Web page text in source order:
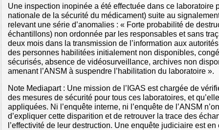
Une inspection inopinée a été effectuée dans ce laboratoire
nationale de la sécurité du médicament) suite au
relevant une série d’anomalies : « Forte probabilité de
échantillons) non ordonnée par les responsables et sans
deux mois dans la transmission de l’information aux
des personnes habilitées initialement non disponibles,
sécurisés, absence de vidéosurveillance, archives non
amenant l’ANSM à suspendre l’habilitation du laboratoire ».
Note Mediapart : Une mission de l’IGAS est chargée de
des mesures de sécurité pour tous ces laboratoires, et
appliquées. Ni l’enquête interne, ni l’enquête de l’ANSM
d’expliquer cette disparition et de retrouver la trace des
l’effectivité de leur destruction. Une enquête judiciaire est en